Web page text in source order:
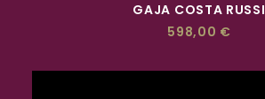
GAJA COSTA RUSSI
598,00 €